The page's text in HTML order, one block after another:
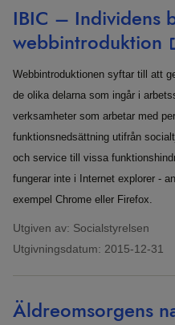
IBIC – Individens
webbintroduktion
Webbintroduktionen syftar till att
de olika delarna som ingår i
verksamheter som arbetar med
funktionsnedsättning utifrån
och service till vissa
fungerar inte i Internet explorer -
exempel Chrome eller Firefox.
Utgiven av: Socialstyrelsen
Utgivningsdatum: 2015-12-31
Äldreomsorgens